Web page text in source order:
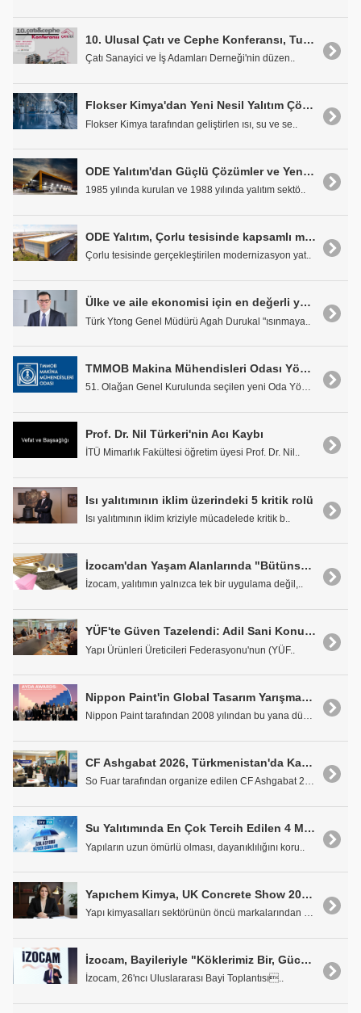
10. Ulusal Çatı ve Cephe Konferansı, Turkeybuild İstanbul Kapsamında Gerçekleştirilecek
Çatı Sanayici ve İş Adamları Derneği'nin düzen..
Flokser Kimya'dan Yeni Nesil Yalıtım Çözümleri
Flokser Kimya tarafından geliştirlen ısı, su ve se..
ODE Yalıtım'dan Güçlü Çözümler ve Yeni Yatırımlar
1985 yılında kurulan ve 1988 yılında yalıtım sektö..
ODE Yalıtım, Çorlu tesisinde kapsamlı modernizasyon yatırımını tamamladı
Çorlu tesisinde gerçekleştirilen modernizasyon yat..
Ülke ve aile ekonomisi için en değerli yatırım ısı yalıtımı
Türk Ytong Genel Müdürü Agah Durukal "ısınmaya..
TMMOB Makina Mühendisleri Odası Yönetim Kurulunda Görev Dağılımı Yapıldı
51. Olağan Genel Kurulunda seçilen yeni Oda Yöneti..
Prof. Dr. Nil Türkeri'nin Acı Kaybı
İTÜ Mimarlık Fakültesi öğretim üyesi Prof. Dr. Nil..
Isı yalıtımının iklim üzerindeki 5 kritik rolü
Isı yalıtımının iklim kriziyle mücadelede kritik b..
İzocam'dan Yaşam Alanlarında "Bütünsel Yalıtım" Yaklaşımı
İzocam, yalıtımın yalnızca tek bir uygulama değil,..
YÜF'te Güven Tazelendi: Adil Sani Konukoğlu Yeniden Başkan
Yapı Ürünleri Üreticileri Federasyonu'nun (YÜF..
Nippon Paint'in Global Tasarım Yarışması AYDA'da Türkiye Finalistleri Belli Oldu
Nippon Paint tarafından 2008 yılından bu yana düny..
CF Ashgabat 2026, Türkmenistan'da Kapılarını Açtı
So Fuar tarafından organize edilen CF Ashgabat 202..
Su Yalıtımında En Çok Tercih Edilen 4 Malzeme
Yapıların uzun ömürlü olması, dayanıklılığını koru..
Yapıchem Kimya, UK Concrete Show 2026'da Küresel Gücünü Ortaya Koydu
Yapı kimyasalları sektörünün öncü markalarından Ya..
İzocam, Bayileriyle "Köklerimiz Bir, Gücümüz Birlikte" Mottosuyla Antalya'da Buluştu
İzocam, 26'ncı Uluslararası Bayi Toplantısı..